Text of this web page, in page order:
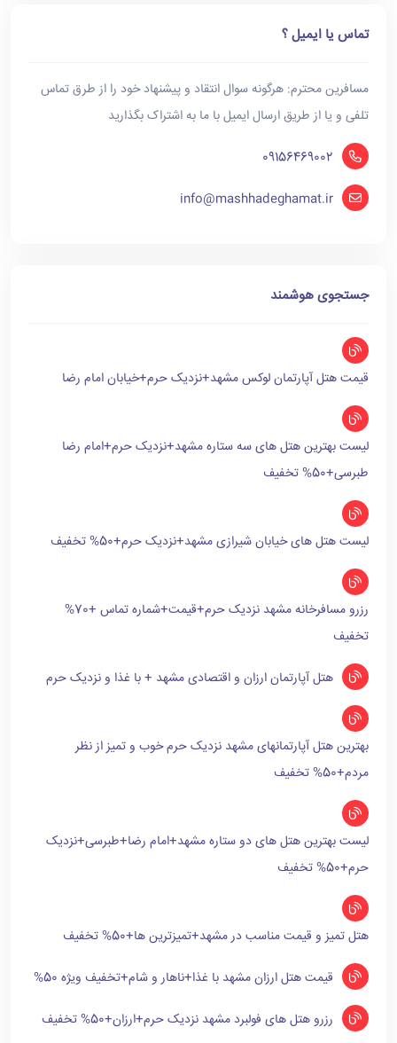
تماس یا ایمیل ؟
مسافرین محترم: هرگونه سوال انتقاد و پیشنهاد خود را از طرق تماس
تلفی و یا از طریق ارسال ایمیل با ما به اشتراک بگذارید
09156469002
info@mashhadeghamat.ir
جستجوی هوشمند
قیمت هتل آپارتمان لوکس مشهد+نزدیک حرم+خیابان امام رضا
لیست بهترین هتل های سه ستاره مشهد+نزدیک حرم+امام رضا
طبرسی+50% تخفیف
لیست هتل های خیابان شیرازی مشهد+نزدیک حرم+50% تخفیف
رزرو مسافرخانه مشهد نزدیک حرم+قیمت+شماره تماس +70%
تخفیف
هتل آپارتمان ارزان و اقتصادی مشهد + با غذا و نزدیک حرم
بهترین هتل آپارتمانهای مشهد نزدیک حرم خوب و تمیز از نظر
مردم+50% تخفیف
لیست بهترین هتل های دو ستاره مشهد+امام رضا+طبرسی+نزدیک
حرم+50% تخفیف
هتل تمیز و قیمت مناسب در مشهد+تمیزترین ها+50% تخفیف
قیمت هتل ارزان مشهد با غذا+ناهار و شام+تخفیف ویژه 50%
رزرو هتل های فولبرد مشهد نزدیک حرم+ارزان+50% تخفیف